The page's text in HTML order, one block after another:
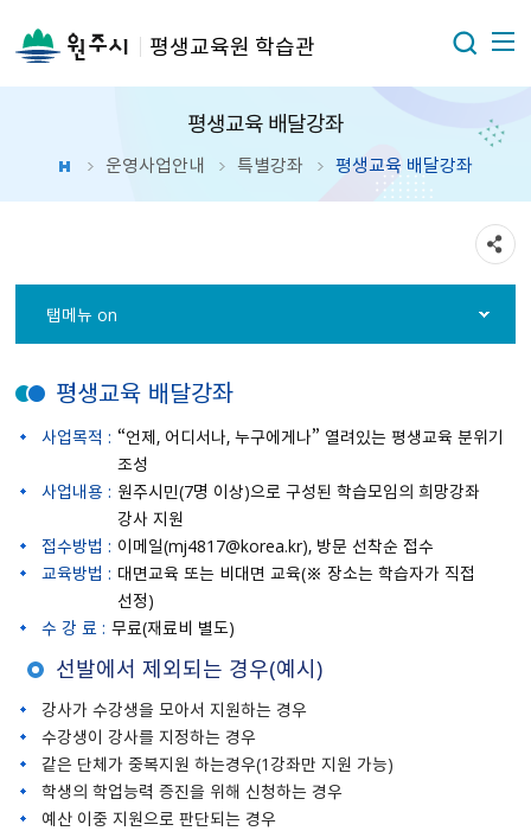
평생교육원 학습관
평생교육 배달강좌
운영사업안내 특별강좌 평생교육 배달강좌
탭메뉴 on
평생교육 배달강좌
사업목적 : “언제, 어디서나, 누구에게나” 열려있는 평생교육 분위기
조성
사업내용 : 원주시민(7명 이상)으로 구성된 학습모임의 희망강좌
강사 지원
접수방법 : 이메일(mj4817@korea.kr), 방문 선착순 접수
교육방법 : 대면교육 또는 비대면 교육(※ 장소는 학습자가 직접
선정)
수 강 료 : 무료(재료비 별도)
선발에서 제외되는 경우(예시)
강사가 수강생을 모아서 지원하는 경우
수강생이 강사를 지정하는 경우
같은 단체가 중복지원 하는경우(1강좌만 지원 가능)
학생의 학업능력 증진을 위해 신청하는 경우
예산 이중 지원으로 판단되는 경우